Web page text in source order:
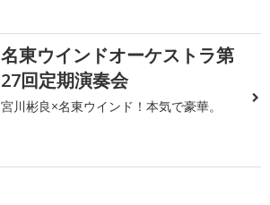
名東ウインドオーケストラ第
27回定期演奏会
宮川彬良×名東ウインド！本気で豪華。